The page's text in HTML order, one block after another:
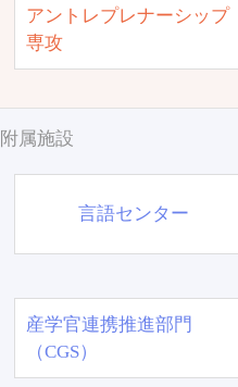
アントレプレナーシップ
専攻
附属施設
言語センター
産学官連携推進部門
（CGS）